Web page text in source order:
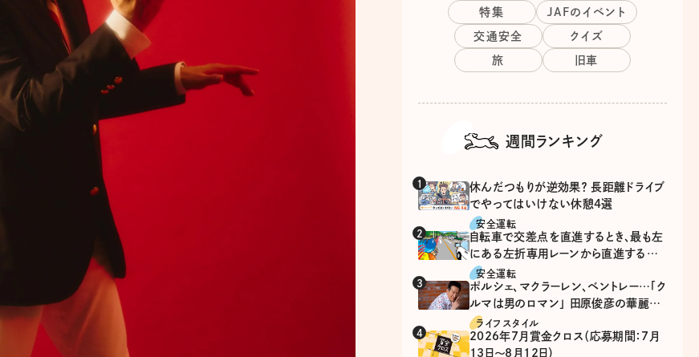
特集 JAFのイベント
交通安全 クイズ
旅 旧車
週間ランキング
休んだつもりが逆効果？ 長距離ドライブ
でやってはいけない休憩4選
安全運転
自転車で交差点を直進するとき、最も左
にある左折専用レーンから直進するの
は、違反？
安全運転
ポルシェ、マクラーレン、ベントレー…「ク
ルマは男のロマン」 田原俊彦の華麗な
る愛車遍歴
ライフスタイル
2026年7月賞金クロス（応募期間：7月
13日～8月12日）